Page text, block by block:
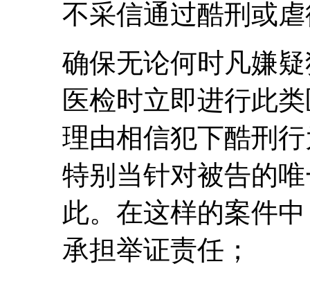
不采信通过酷刑或
确保无论何时凡嫌
医检时立即进行此
理由相信犯下酷刑
特别当针对被告的
此。在这样的案件
承担举证责任；